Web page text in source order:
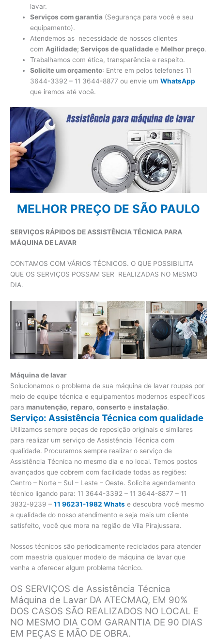
lavar.
Serviços com garantia (Segurança para você e seu
equipamento).
Atendemos as necessidade de nossos clientes
com Agilidade; Serviços de qualidade e Melhor preço.
Trabalhamos com ética, transparência e respeito.
Solicite um orçamento: Entre em pelos telefones 11
3644-3392 – 11 3644-8877 ou envie umWhatsApp
que iremos até você.
MELHOR PREÇO DE SÃO PAULO
SERVIÇOS RÁPIDOS DE ASSISTÊNCIA TÉCNICA PARA
MÁQUINA DE LAVAR
CONTAMOS COM VÁRIOS TÉCNICOS. O QUE POSSIBILITA
QUE OS SERVIÇOS POSSAM SER REALIZADAS NO MESMO
DIA.
Máquina de lavar
Solucionamos o problema de sua máquina de lavar roupas por
meio de equipe técnica e equipamentos modernos específicos
para manutenção, reparo,conserto e instalação.
Serviço: Assistência Técnica com qualidade
Utilizamos sempre peças de reposição originais e similares
para realizar um serviço de Assistência Técnica com
qualidade. Procuramos sempre realizar o serviço de
Assistência Técnica no mesmo dia e no local. Temos postos
avançados que cobrem com facilidade todas as regiões:
Centro – Norte – Sul – Leste – Oeste. Solicite agendamento
técnico ligando para: 11 3644-3392 – 11 3644-8877 – 11
3832-9239 –11 96231-1982 Whats e descubra você mesmo
a qualidade do nosso atendimento e seja mais um cliente
satisfeito, você que mora na região de Vila Pirajussara.
Nossos técnicos são periodicamente reciclados para atender
com maestria qualquer modelo de máquina de lavar que
venha a oferecer algum problema técnico.
OS SERVIÇOS de Assistência Técnica
Máquina de Lavar DA ATECMAQ, EM 90%
DOS CASOS SÃO REALIZADOS NO LOCAL E
NO MESMO DIA COM GARANTIA DE 90 DIAS
EM PEÇAS E MÃO DE OBRA.